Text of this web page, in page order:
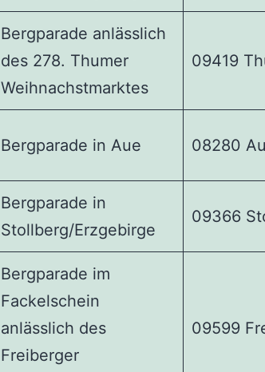
Bergparade anlässlich
des 278. Thumer
Weihnachstmarktes
09419
Bergparade in Aue 08280
Bergparade in
Stollberg/Erzgebirge
09366
Bergparade im
Fackelschein
anlässlich des
Freiberger
09599